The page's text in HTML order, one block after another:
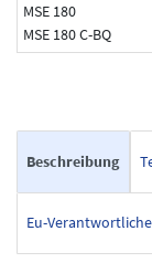
MSE 180
MSE 180 C-BQ
Beschreibung
Eu-